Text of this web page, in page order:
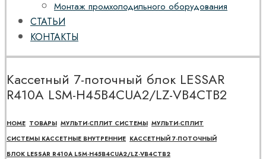
Монтаж промхолодильного оборудования
СТАТЬИ
КОНТАКТЫ
Кассетный 7-поточный блок LESSAR
R410A LSM-H45B4CUA2/LZ-VB4CТВ2
HOME ТОВАРЫ МУЛЬТИ-СПЛИТ СИСТЕМЫ МУЛЬТИ-СПЛИТ
СИСТЕМЫ КАССЕТНЫЕ ВНУТРЕННИЕ КАССЕТНЫЙ 7-ПОТОЧНЫЙ
БЛОК LESSAR R410A LSM-H45B4CUA2/LZ-VB4CТВ2